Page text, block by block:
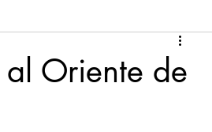
Arte
Oriente de